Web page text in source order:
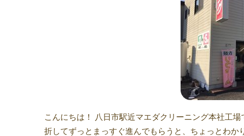
こんにちは！ 八日市駅近マエダクリーニング本社工
折してずっとまっすぐ進んでもらうと、ちょっとわ